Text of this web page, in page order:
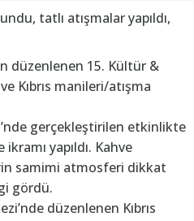
tatlı atışmalar yapıldı,
düzenlenen 15. Kültür &
Kıbrıs manileri/atışma
gerçekleştirilen etkinlikte
yapıldı. Kahve
samimi atmosferi dikkat
gördü.
düzenlenen Kıbrıs